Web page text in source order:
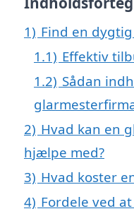
1) Find en
1.1) Effektiv
1.2) Sådan
2) Hvad kan en
hjælpe med?
3) Hvad koster
4) Fordele ved